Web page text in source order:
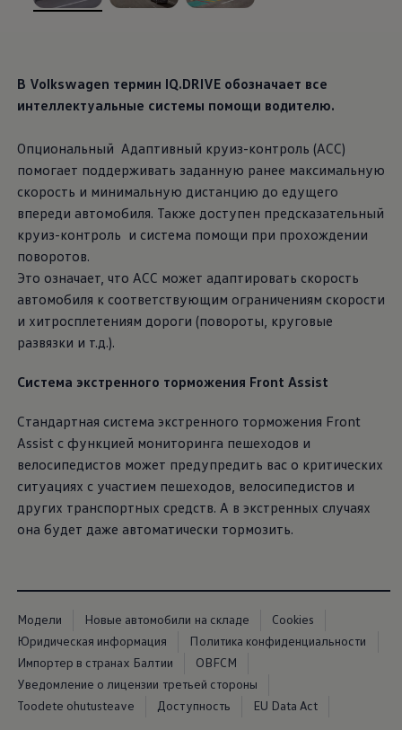
, из
В Volkswagen термин IQ.DRIVE обозначает все
интеллектуальные системы помощи водителю.
Опциональный Адаптивный круиз-контроль (ACC)
помогает поддерживать заданную ранее максимальную
скорость и минимальную дистанцию до едущего
впереди автомобиля. Также доступен предсказательный
круиз-контроль и система помощи при прохождении
поворотов.
Это означает, что ACC может адаптировать скорость
автомобиля к соответствующим ограничениям скорости
и хитросплетениям дороги (повороты, круговые
развязки и т.д.).
Система экстренного торможения Front Assist
Стандартная система экстренного торможения Front
Assist с функцией мониторинга пешеходов и
велосипедистов может предупредить вас о критических
ситуациях с участием пешеходов, велосипедистов и
других транспортных средств. А в экстренных случаях
она будет даже автоматически тормозить.
Модели Новые автомобили на складе
Cookies
Юридическая информация
Политика конфиденциальности
Импортер в странах Балтии
OBFCM
Уведомление о лицензии третьей стороны
Toodete ohutusteave
Доступность EU Data Act